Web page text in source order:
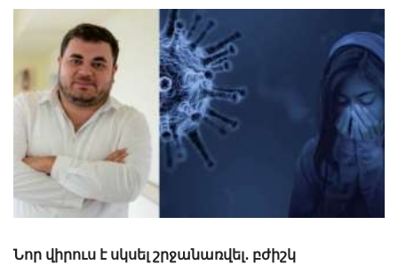
Ուսանողն այնքան ուժեղ է ծիծաղել կատակի
վրա, որ թոքի պատռվածք է ստացել